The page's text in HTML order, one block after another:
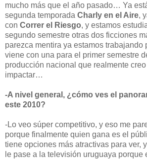
mucho más que el año pasado… Ya
segunda temporada Charly en el Aire,
con Correr el Riesgo, y estamos
segundo semestre otras dos ficciones
parezca mentira ya estamos trabajando
viene con una para el primer semestre
producción nacional que realmente
impactar…
-A nivel general, ¿cómo ves el
este 2010?
-Lo veo súper competitivo, y eso me
porque finalmente quien gana es el
tiene opciones más atractivas para ver,
le pase a la televisión uruguaya porque